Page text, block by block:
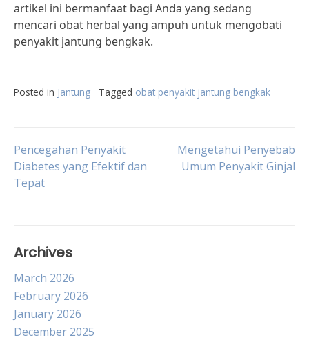
artikel ini bermanfaat bagi Anda yang sedang
mencari obat herbal yang ampuh untuk mengobati
penyakit jantung bengkak.
Posted in Jantung Tagged obat penyakit jantung bengkak
Post
navigation
Pencegahan Penyakit
Diabetes yang Efektif dan
Tepat
Mengetahui Penyebab
Umum Penyakit Ginjal
Archives
March 2026
February 2026
January 2026
December 2025